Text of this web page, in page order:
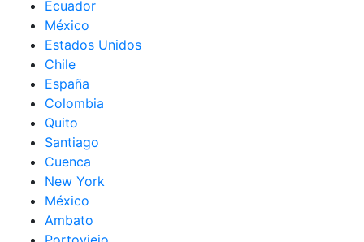
Ecuador
México
Estados Unidos
Chile
España
Colombia
Quito
Santiago
Cuenca
New York
México
Ambato